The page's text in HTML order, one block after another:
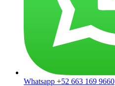
Whatsapp +52 663 169 9660